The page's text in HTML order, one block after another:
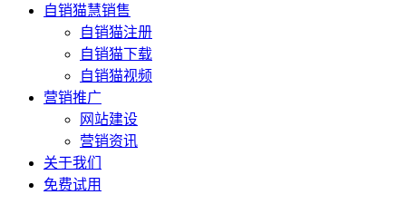
自销猫慧销售
自销猫注册
自销猫下载
自销猫视频
营销推广
网站建设
营销资讯
关于我们
免费试用